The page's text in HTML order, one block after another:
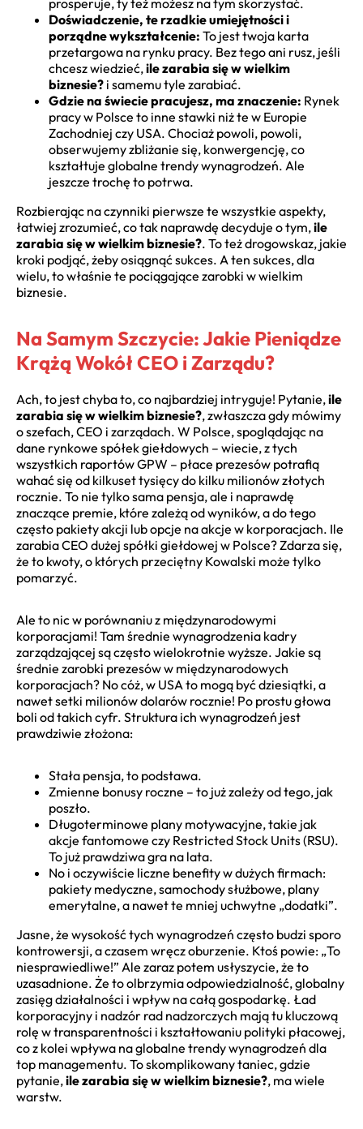
Doświadczenie, te rzadkie umiejętności i
porządne wykształcenie: To jest twoja karta
przetargowa na rynku pracy. Bez tego ani rusz, jeśli
chcesz wiedzieć,ile zarabia się w wielkim
biznesie? i samemu tyle zarabiać.
Gdzie na świecie pracujesz, ma znaczenie: Rynek
pracy w Polsce to inne stawki niż te w Europie
Zachodniej czy USA. Chociaż powoli, powoli,
obserwujemy zbliżanie się, konwergencję, co
kształtuje globalne trendy wynagrodzeń. Ale
jeszcze trochę to potrwa.
Rozbierając na czynniki pierwsze te wszystkie aspekty,
łatwiej zrozumieć, co tak naprawdę decyduje o tym,ile
zarabia się w wielkim biznesie?. To też drogowskaz, jakie
kroki podjąć, żeby osiągnąć sukces. A ten sukces, dla
wielu, to właśnie te pociągające zarobki w wielkim
biznesie.
Na Samym Szczycie: Jakie Pieniądze
Krążą Wokół CEO i Zarządu?
Ach, to jest chyba to, co najbardziej intryguje! Pytanie,ile
zarabia się w wielkim biznesie?, zwłaszcza gdy mówimy
o szefach, CEO i zarządach. W Polsce, spoglądając na
dane rynkowe spółek giełdowych – wiecie, z tych
wszystkich raportów GPW – płace prezesów potrafią
wahać się od kilkuset tysięcy do kilku milionów złotych
rocznie. To nie tylko sama pensja, ale i naprawdę
znaczące premie, które zależą od wyników, a do tego
często pakiety akcji lub opcje na akcje w korporacjach. Ile
zarabia CEO dużej spółki giełdowej w Polsce? Zdarza się,
że to kwoty, o których przeciętny Kowalski może tylko
pomarzyć.
Ale to nic w porównaniu z międzynarodowymi
korporacjami! Tam średnie wynagrodzenia kadry
zarządzającej są często wielokrotnie wyższe. Jakie są
średnie zarobki prezesów w międzynarodowych
korporacjach? No cóż, w USA to mogą być dziesiątki, a
nawet setki milionów dolarów rocznie! Po prostu głowa
boli od takich cyfr. Struktura ich wynagrodzeń jest
prawdziwie złożona:
Stała pensja, to podstawa.
Zmienne bonusy roczne – to już zależy od tego, jak
poszło.
Długoterminowe plany motywacyjne, takie jak
akcje fantomowe czy Restricted Stock Units (RSU).
To już prawdziwa gra na lata.
No i oczywiście liczne benefity w dużych firmach:
pakiety medyczne, samochody służbowe, plany
emerytalne, a nawet te mniej uchwytne „dodatki”.
Jasne, że wysokość tych wynagrodzeń często budzi sporo
kontrowersji, a czasem wręcz oburzenie. Ktoś powie: „To
niesprawiedliwe!” Ale zaraz potem usłyszycie, że to
uzasadnione. Że to olbrzymia odpowiedzialność, globalny
zasięg działalności i wpływ na całą gospodarkę. Ład
korporacyjny i nadzór rad nadzorczych mają tu kluczową
rolę w transparentności i kształtowaniu polityki płacowej,
co z kolei wpływa na globalne trendy wynagrodzeń dla
top managementu. To skomplikowany taniec, gdzie
pytanie,ile zarabia się w wielkim biznesie?, ma wiele
warstw.